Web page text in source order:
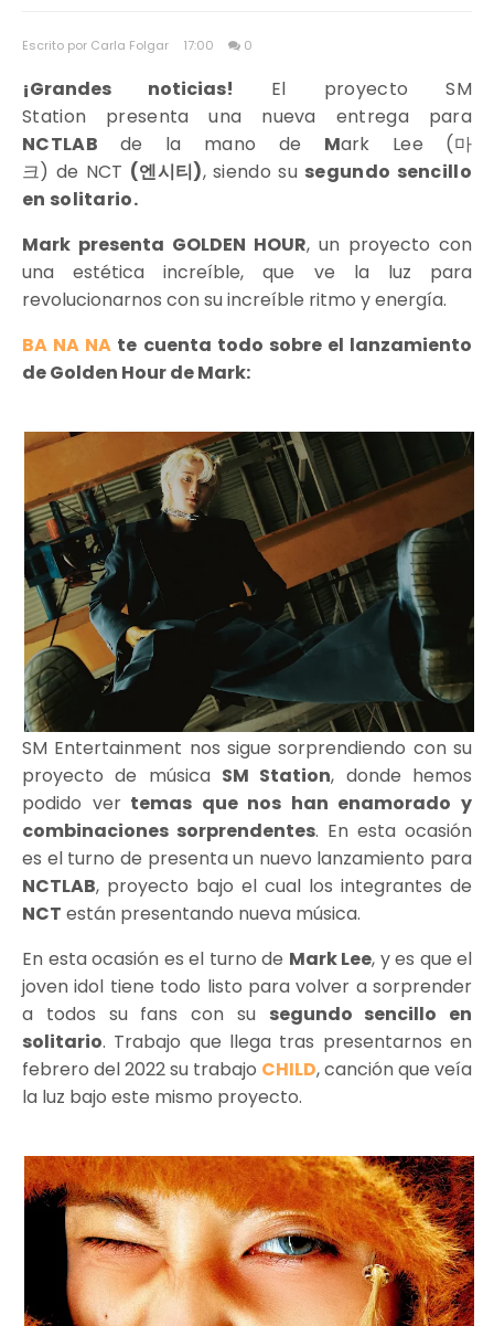
Escrito por Carla Folgar 17:00 0
¡Grandes noticias! El proyectoSM
Station presenta una nueva entrega para
NCTLAB de la mano de Mark Lee (마
크) de NCT (엔시티), siendo su segundo sencillo
en solitario.
Mark presenta GOLDEN HOUR, un proyecto con
una estética increíble, que ve la luz para
revolucionarnos con su increíble ritmo y energía.
BA NA NA te cuenta todo sobre el lanzamiento
de Golden Hour de Mark:
SM Entertainment nos sigue sorprendiendo con su
proyecto de música SM Station, donde hemos
podido vertemas que nos han enamorado y
combinaciones sorprendentes. En esta ocasión
es el turno de presenta un nuevo lanzamiento para
NCTLAB, proyecto bajo el cual los integrantes de
NCT están presentando nueva música.
En esta ocasión es el turno de Mark Lee, y es que el
joven idol tiene todo listo para volver a sorprender
a todos su fans con su segundo sencillo en
solitario. Trabajo que llega tras presentarnos en
febrero del 2022 su trabajo CHILD, canción que veía
la luz bajo este mismo proyecto.